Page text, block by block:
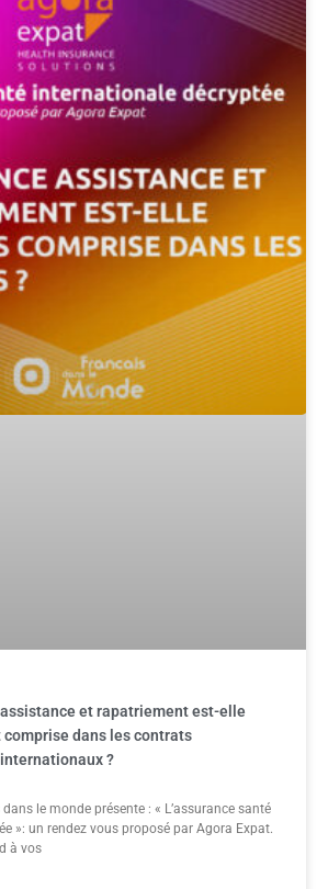
assistance et rapatriement est-elle
dans les contrats
?
le monde présente : « L’assurance santé
»: un rendez vous proposé par Agora Expat.
à vos